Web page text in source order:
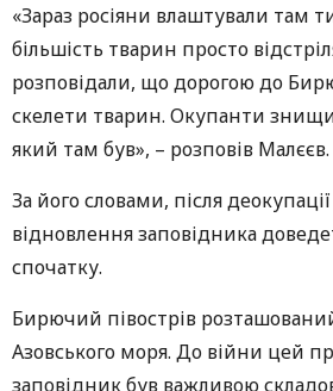
«Зараз росіяни влаштували там
більшість тварин просто
розповідали, що дорогою до
скелети тварин. Окупанти
який там був», – розповів Малєєв.
За його словами, після
відновлення заповідника
спочатку.
Бирючий півострів
Азовського моря. До війни цей
заповідник був важливою